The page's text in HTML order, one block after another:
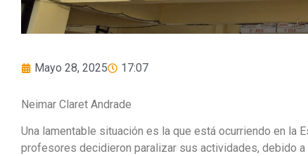
Mayo 28, 2025 17:07
Neimar Claret Andrade
Una lamentable situación es la que está ocurriendo en la
profesores decidieron paralizar sus actividades, debido